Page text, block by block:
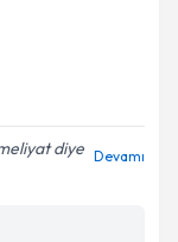
diye Devamı